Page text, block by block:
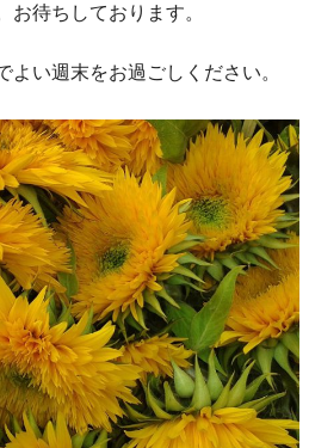
待ちしております。
い週末をお過ごしください。